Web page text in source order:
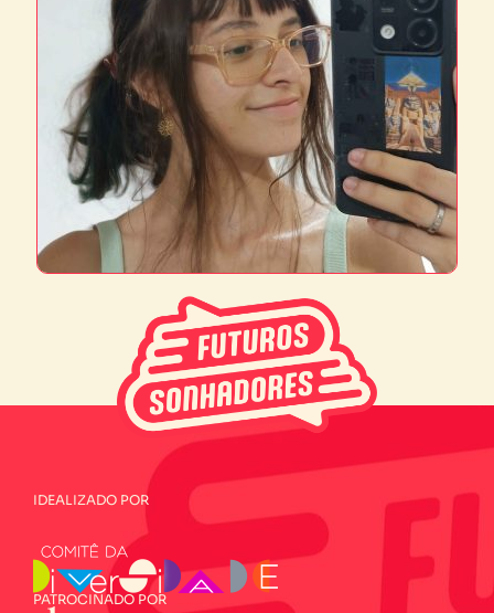
IDEALIZADO POR
PATROCINADO POR